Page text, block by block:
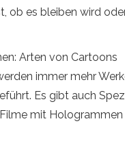
ob es bleiben wird
Arten von Cartoons
immer mehr
Es gibt auch
mit Hologrammen